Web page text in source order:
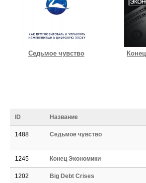
Седьмое чувство
ID Название
1488 Седьмое чувство
1245 Конец Экономики
1202 Big Debt Crises